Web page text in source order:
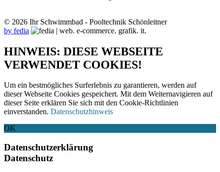
© 2026 Ihr Schwimmbad - Pooltechnik Schönleitner
by fedia
HINWEIS: DIESE WEBSEITE
VERWENDET COOKIES!
Um ein bestmögliches Surferlebnis zu garantieren, werden auf
dieser Webseite Cookies gespeichert. Mit dem Weiternavigieren auf
dieser Seite erklären Sie sich mit den Cookie-Richtlinien
einverstanden. Datenschutzhinweis
OK
Datenschutzerklärung
Datenschutz